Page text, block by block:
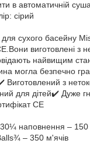
в автоматичній
сірий
для сухого басейну
виготовлені з
найвищим
могла безпечно
Виготовлений з
для дітей✔️ Дуже
CE
наповнення –
– 350 м'ячів